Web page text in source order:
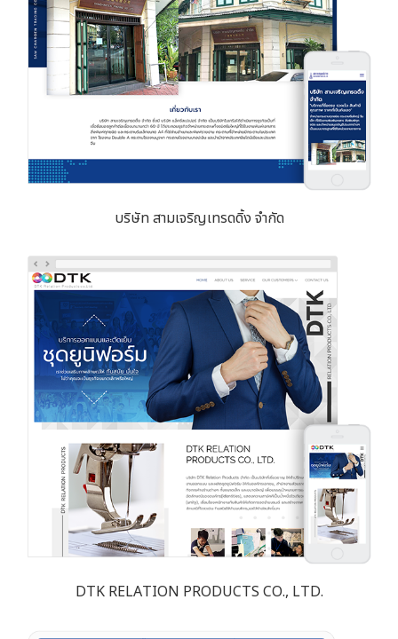
บริษัท สามเจริญเทรดดิ้ง จำกัด
DTK RELATION PRODUCTS CO., LTD.